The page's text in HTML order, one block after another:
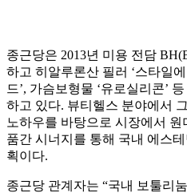
종근당은 2013년 미용 전담
하고 히알루론산 필러 ‘스타일
드’, 가슴보형물 ‘유로실리콘’
하고 있다. 뷰티헬스 분야에서
노하우를 바탕으로 시장에서 원
품간 시너지를 통해 국내 에스
획이다.
종근당 관계자는 “국내 보툴리